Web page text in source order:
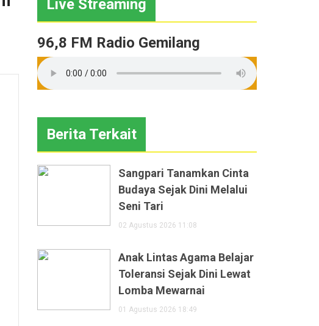
Live Streaming
96,8 FM Radio Gemilang
Berita Terkait
Sangpari Tanamkan Cinta
Budaya Sejak Dini Melalui
Seni Tari
02 Agustus 2026 11:08
Anak Lintas Agama Belajar
Toleransi Sejak Dini Lewat
Lomba Mewarnai
01 Agustus 2026 18:49